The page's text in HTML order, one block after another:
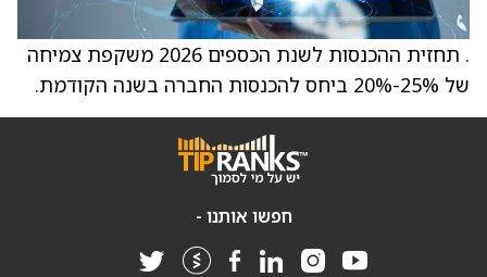
. תחזית ההכנסות לשנת הכספים 2026 משקפת צמיחה
של 25%-20% ביחס להכנסות החברה בשנה הקודמת.
חפשו אותנו -